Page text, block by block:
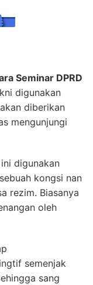
Seminar DPRD
digunakan
diberikan
mengunjungi
digunakan
kongsi nan
rezim. Biasanya
oleh
semenjak
sang